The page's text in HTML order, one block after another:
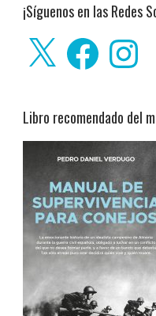
¡Síguenos en las Redes
FacebookInstagram
Libro recomendado del